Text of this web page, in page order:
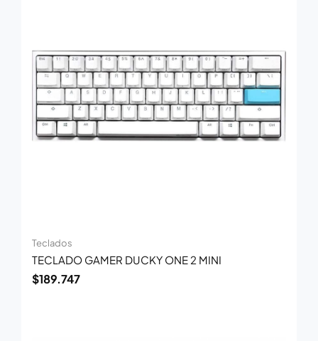
Teclados
TECLADO GAMER DUCKY ONE 2 MINI
$189.747